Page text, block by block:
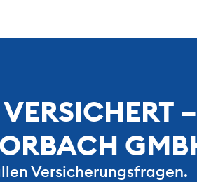
–
Versicherungsfragen.